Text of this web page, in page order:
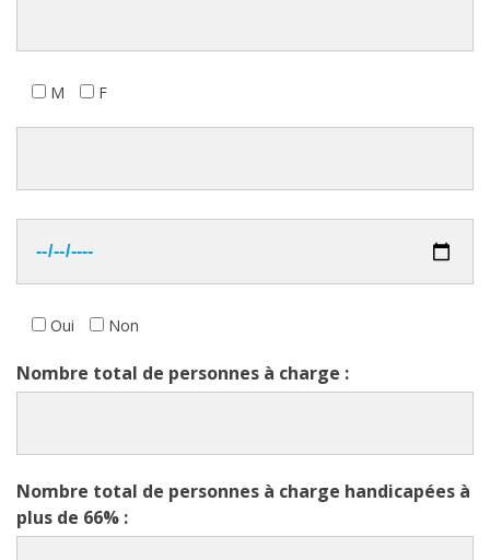
M F
Oui Non
Nombre total de personnes à charge :
Nombre total de personnes à charge handicapées à
plus de 66% :